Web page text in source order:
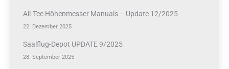
All-Tee Höhenmesser Manuals – Update 12/2025
22. Dezember 2025
Saalflug-Depot UPDATE 9/2025
28. September 2025